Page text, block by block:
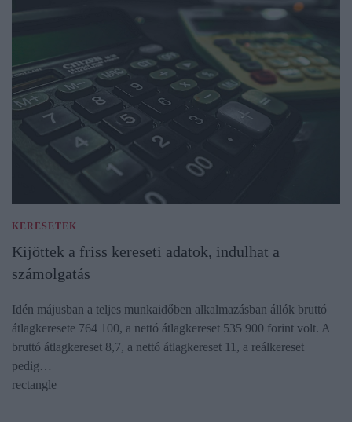
KERESETEK
Kijöttek a friss kereseti adatok, indulhat a
számolgatás
Idén májusban a teljes munkaidőben alkalmazásban állók bruttó
átlagkeresete 764 100, a nettó átlagkereset 535 900 forint volt. A
bruttó átlagkereset 8,7, a nettó átlagkereset 11, a reálkereset
pedig…
rectangle